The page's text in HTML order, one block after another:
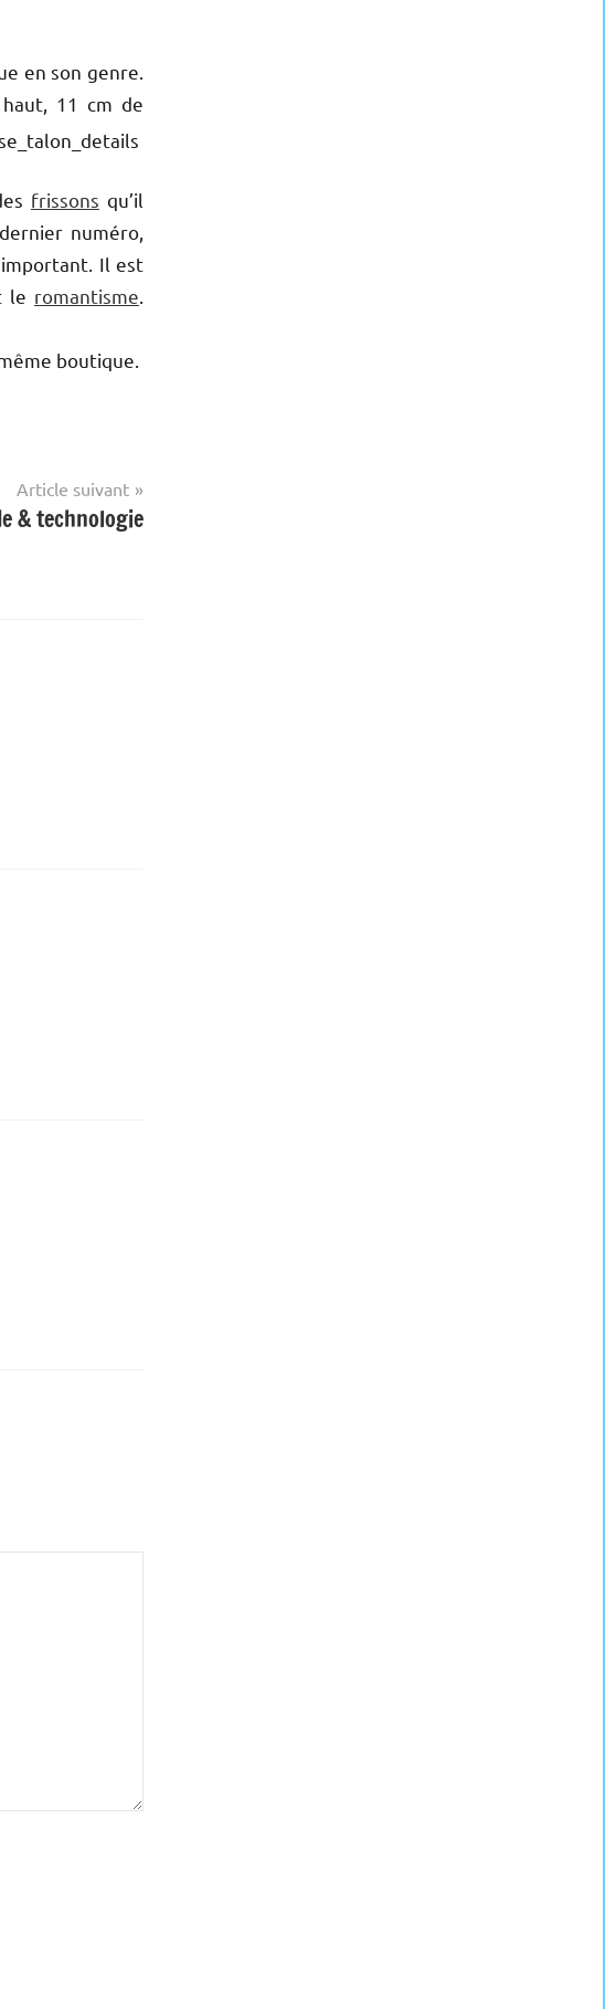
enson genre.
11 cm de
frissons qu’il
numéro,
Il est
le romantisme
boutique.
Article suivant
& technologie